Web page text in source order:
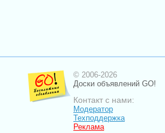
© 2006-2026
Доски объявлений GO!
Контакт с нами:
Модератор
Техподдержка
Реклама